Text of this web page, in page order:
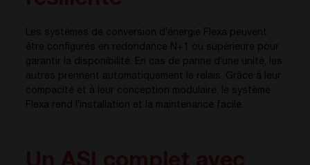
Les systèmes de conversion d’énergie Flexa peuvent
être configurés en redondance N+1 ou supérieure pour
garantir la disponibilité. En cas de panne d’une unité, les
autres prennent automatiquement le relais. Grâce à leur
compacité et à leur conception modulaire, le système
Flexa rend l’installation et la maintenance facile.